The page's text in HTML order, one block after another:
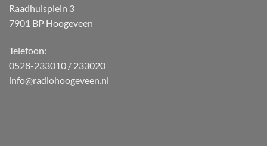
Raadhuisplein 3
7901 BP Hoogeveen
Telefoon:
0528-233010 / 233020
info@radiohoogeveen.nl